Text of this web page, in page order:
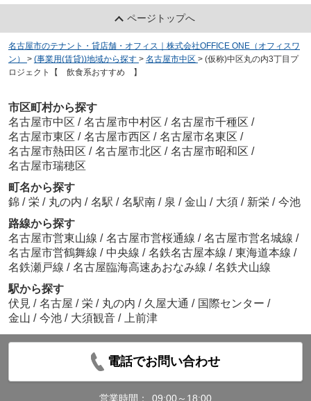
ページトップへ
名古屋市のテナント・貸店舗・オフィス｜株式会社OFFICE ONE（オフィスワ
ン）
> (事業用(賃貸))地域から探す > 名古屋市中区 > (仮称)中区丸の内3丁目プ
ロジェクト【 飲食系おすすめ 】
市区町村から探す
名古屋市中区 / 名古屋市中村区 / 名古屋市千種区 /
名古屋市東区 / 名古屋市西区 / 名古屋市名東区 /
名古屋市熱田区 / 名古屋市北区 / 名古屋市昭和区 /
名古屋市瑞穂区
町名から探す
錦 / 栄 / 丸の内 / 名駅 / 名駅南 / 泉 / 金山 / 大須 / 新栄 / 今池
路線から探す
名古屋市営東山線 / 名古屋市営桜通線 / 名古屋市営名城線 /
名古屋市営鶴舞線 / 中央線 / 名鉄名古屋本線 / 東海道本線 /
名鉄瀬戸線 / 名古屋臨海高速あおなみ線 / 名鉄犬山線
駅から探す
伏見 / 名古屋 / 栄 / 丸の内 / 久屋大通 / 国際センター /
金山 / 今池 / 大須観音 / 上前津
電話でお問い合わせ
営業時間： 09:00～18:00